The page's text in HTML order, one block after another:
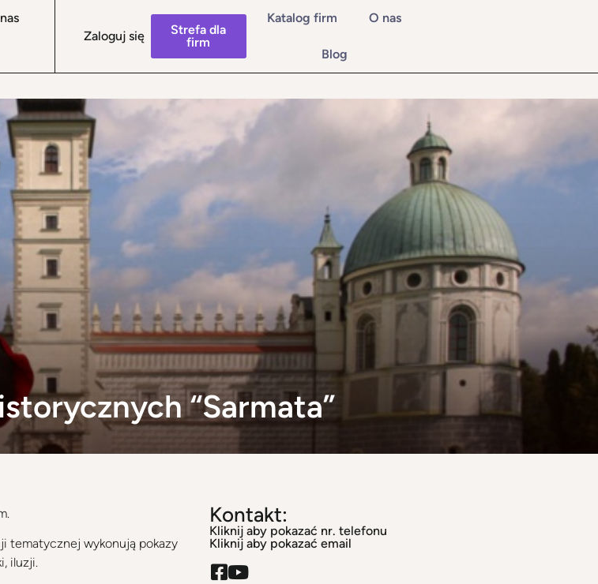
Zaloguj się
Strefa dla
firm
Katalog firm O nas
Blog
“Sarmata”
tematycznej wykonują pokazy
iluzji.
Kontakt:
Kliknij aby pokazać nr. telefonu
Kliknij aby pokazać email